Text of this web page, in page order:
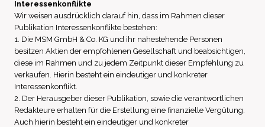
Interessenkonflikte
Wir weisen ausdrücklich darauf hin, dass im Rahmen dieser
Publikation Interessenkonflikte bestehen:
1. Die MSM GmbH & Co. KG und ihr nahestehende Personen
besitzen Aktien der empfohlenen Gesellschaft und beabsichtigen,
diese im Rahmen und zu jedem Zeitpunkt dieser Empfehlung zu
verkaufen. Hierin besteht ein eindeutiger und konkreter
Interessenkonflikt.
2. Der Herausgeber dieser Publikation, sowie die verantwortlichen
Redakteure erhalten für die Erstellung eine finanzielle Vergütung.
Auch hierin besteht ein eindeutiger und konkreter